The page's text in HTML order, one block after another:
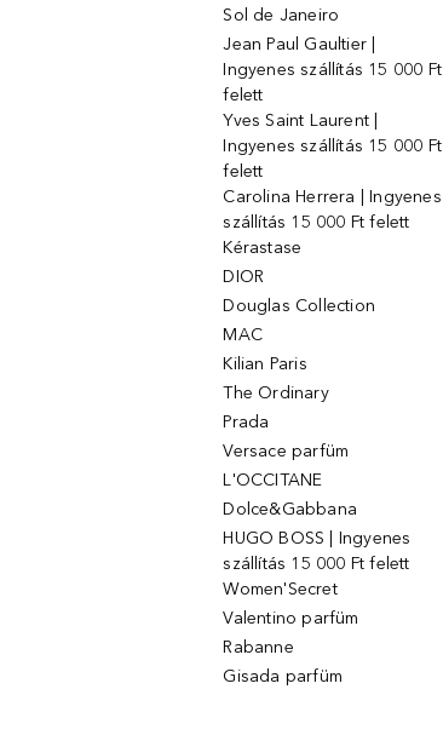
Sol de Janeiro
Jean Paul Gaultier |
Ingyenes szállítás 15 000 Ft
felett
Yves Saint Laurent |
Ingyenes szállítás 15 000 Ft
felett
Carolina Herrera | Ingyenes
szállítás 15 000 Ft felett
Kérastase
DIOR
Douglas Collection
MAC
Kilian Paris
The Ordinary
Prada
Versace parfüm
L'OCCITANE
Dolce&Gabbana
HUGO BOSS | Ingyenes
szállítás 15 000 Ft felett
Women'Secret
Valentino parfüm
Rabanne
Gisada parfüm